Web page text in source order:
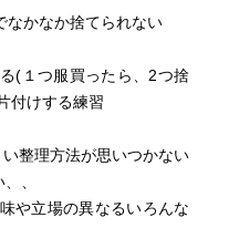
なかなか捨てられない
(１つ服買ったら、2つ捨
付けする練習
整理方法が思いつかない
、
や立場の異なるいろんな